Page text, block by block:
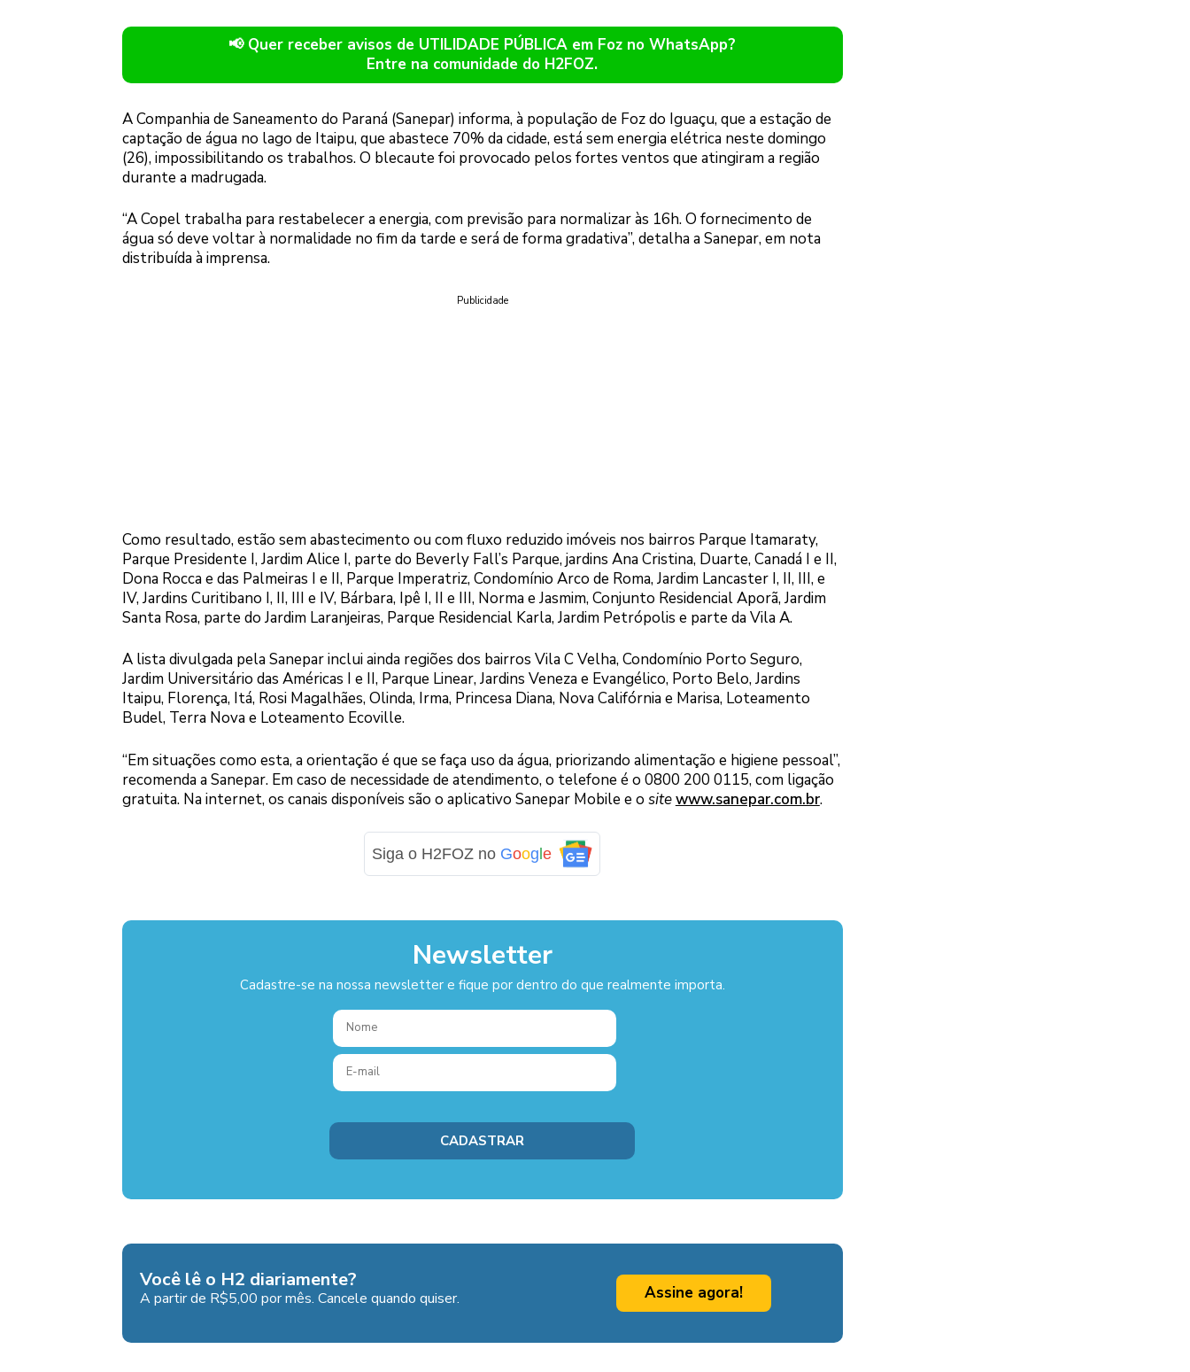
📢 Quer receber avisos de UTILIDADE PÚBLICA em Foz no WhatsApp?
Entre na comunidade do H2FOZ.
A Companhia de Saneamento do Paraná (Sanepar) informa, à população de Foz do Iguaçu, que a estação de
captação de água no lago de Itaipu, que abastece 70% da cidade, está sem energia elétrica neste domingo
(26), impossibilitando os trabalhos. O blecaute foi provocado pelos fortes ventos que atingiram a região
durante a madrugada.
“A Copel trabalha para restabelecer a energia, com previsão para normalizar às 16h. O fornecimento de
água só deve voltar à normalidade no fim da tarde e será de forma gradativa”, detalha a Sanepar, em nota
distribuída à imprensa.
Publicidade
Como resultado, estão sem abastecimento ou com fluxo reduzido imóveis nos bairros Parque Itamaraty,
Parque Presidente I, Jardim Alice I, parte do Beverly Fall’s Parque, jardins Ana Cristina, Duarte, Canadá I e II,
Dona Rocca e das Palmeiras I e II, Parque Imperatriz, Condomínio Arco de Roma, Jardim Lancaster I, II, III, e
IV, Jardins Curitibano I, II, III e IV, Bárbara, Ipê I, II e III, Norma e Jasmim, Conjunto Residencial Aporã, Jardim
Santa Rosa, parte do Jardim Laranjeiras, Parque Residencial Karla, Jardim Petrópolis e parte da Vila A.
A lista divulgada pela Sanepar inclui ainda regiões dos bairros Vila C Velha, Condomínio Porto Seguro,
Jardim Universitário das Américas I e II, Parque Linear, Jardins Veneza e Evangélico, Porto Belo, Jardins
Itaipu, Florença, Itá, Rosi Magalhães, Olinda, Irma, Princesa Diana, Nova Califórnia e Marisa, Loteamento
Budel, Terra Nova e Loteamento Ecoville.
“Em situações como esta, a orientação é que se faça uso da água, priorizando alimentação e higiene pessoal”,
recomenda a Sanepar. Em caso de necessidade de atendimento, o telefone é o 0800 200 0115, com ligação
gratuita. Na internet, os canais disponíveis são o aplicativo Sanepar Mobile e o sitewww.sanepar.com.br.
Siga o H2FOZ no Goog le
Newsletter
Cadastre-se na nossa newsletter e fique por dentro do que realmente importa.
Você lê o H2 diariamente?
A partir de R$5,00 por mês. Cancele quando quiser. Assine agora!